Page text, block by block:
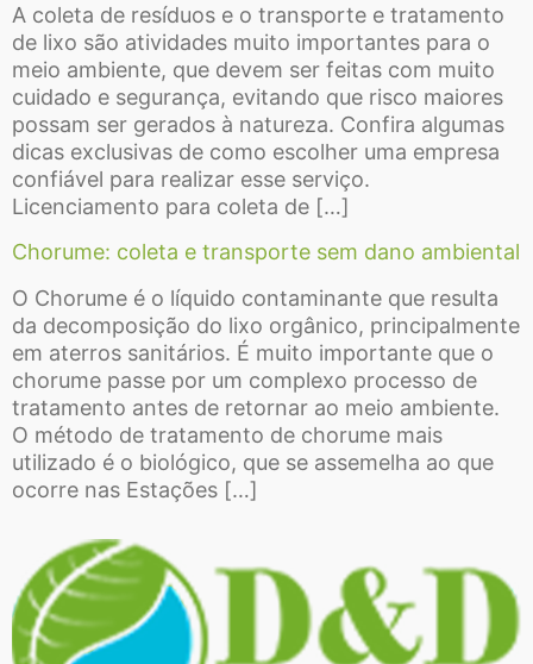
A coleta de resíduos e o transporte e tratamento
de lixo são atividades muito importantes para o
meio ambiente, que devem ser feitas com muito
cuidado e segurança, evitando que risco maiores
possam ser gerados à natureza. Confira algumas
dicas exclusivas de como escolher uma empresa
confiável para realizar esse serviço.
Licenciamento para coleta de […]
Chorume: coleta e transporte sem dano ambiental
O Chorume é o líquido contaminante que resulta
da decomposição do lixo orgânico, principalmente
em aterros sanitários. É muito importante que o
chorume passe por um complexo processo de
tratamento antes de retornar ao meio ambiente.
O método de tratamento de chorume mais
utilizado é o biológico, que se assemelha ao que
ocorre nas Estações […]